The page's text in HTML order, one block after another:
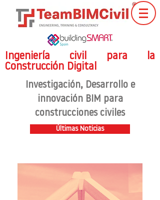
Ingeniería civil para la
Construcción Digital
Investigación, Desarrollo e
innovación BIM para
construcciones civiles
Últimas Noticias